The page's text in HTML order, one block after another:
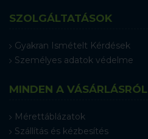
SZOLGÁLTATÁSOK
Gyakran Ismételt Kérdések
Személyes adatok védelme
MINDEN A VÁSÁRLÁSRÓL
Mérettáblázatok
Szállítás és kézbesítés